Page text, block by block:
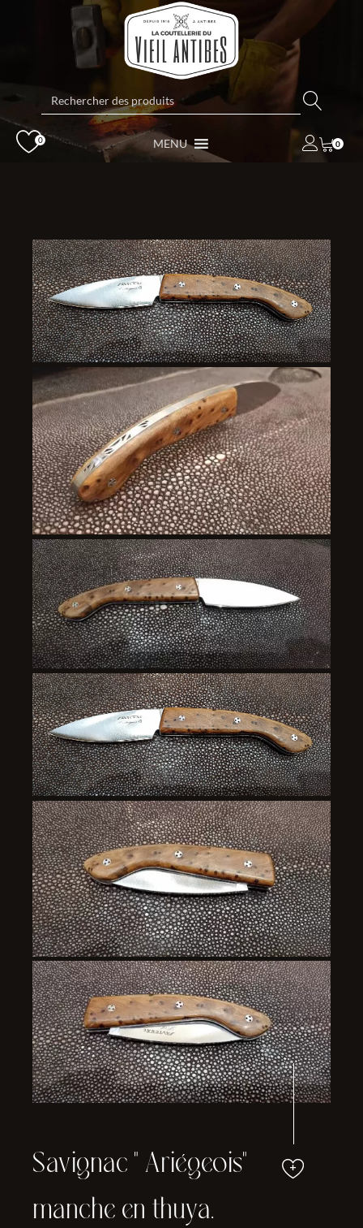
Rechercher:
0 MENU 0
Savignac " Ariégeois"
manche en thuya.